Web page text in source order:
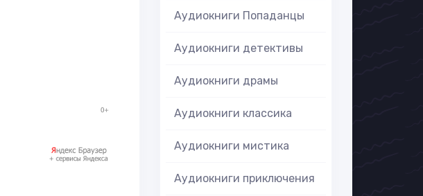
Аудиокниги Попаданцы
Аудиокниги детективы
Аудиокниги драмы
Аудиокниги классика
Аудиокниги мистика
Аудиокниги приключения